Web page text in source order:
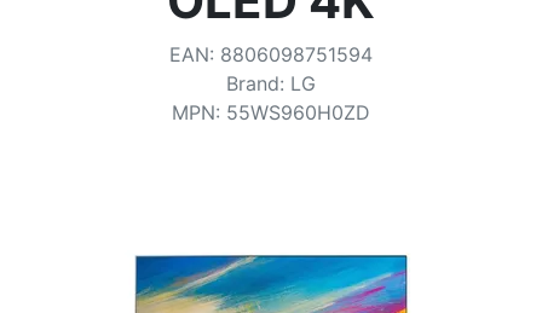
EAN: 8806098751594
Brand: LG
MPN: 55WS960H0ZD